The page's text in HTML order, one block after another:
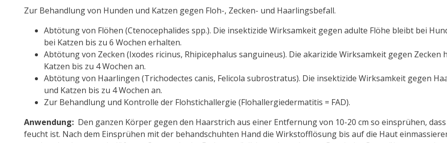
Zur Behandlung von Hunden und Katzen gegen Floh-, Zecken- und Haarlingsbefall.
Abtötung von Flöhen (Ctenocephalides spp.). Die insektizide Wirksamkeit gegen adulte Flöhe bleibt bei
bei Katzen bis zu 6 Wochen erhalten.
Abtötung von Zecken (Ixodes ricinus, Rhipicephalus sanguineus). Die akarizide Wirksamkeit gegen Zecken
Katzen bis zu 4 Wochen an.
Abtötung von Haarlingen (Trichodectes canis, Felicola subrostratus). Die insektizide Wirksamkeit gegen
und Katzen bis zu 4 Wochen an.
Zur Behandlung und Kontrolle der Flohstichallergie (Flohallergiedermatitis = FAD).
Anwendung: Den ganzen Körper gegen den Haarstrich aus einer Entfernung von 10-20 cm so einsprühen,
feucht ist. Nach dem Einsprühen mit der behandschuhten Hand die Wirkstofflösung bis auf die Haut